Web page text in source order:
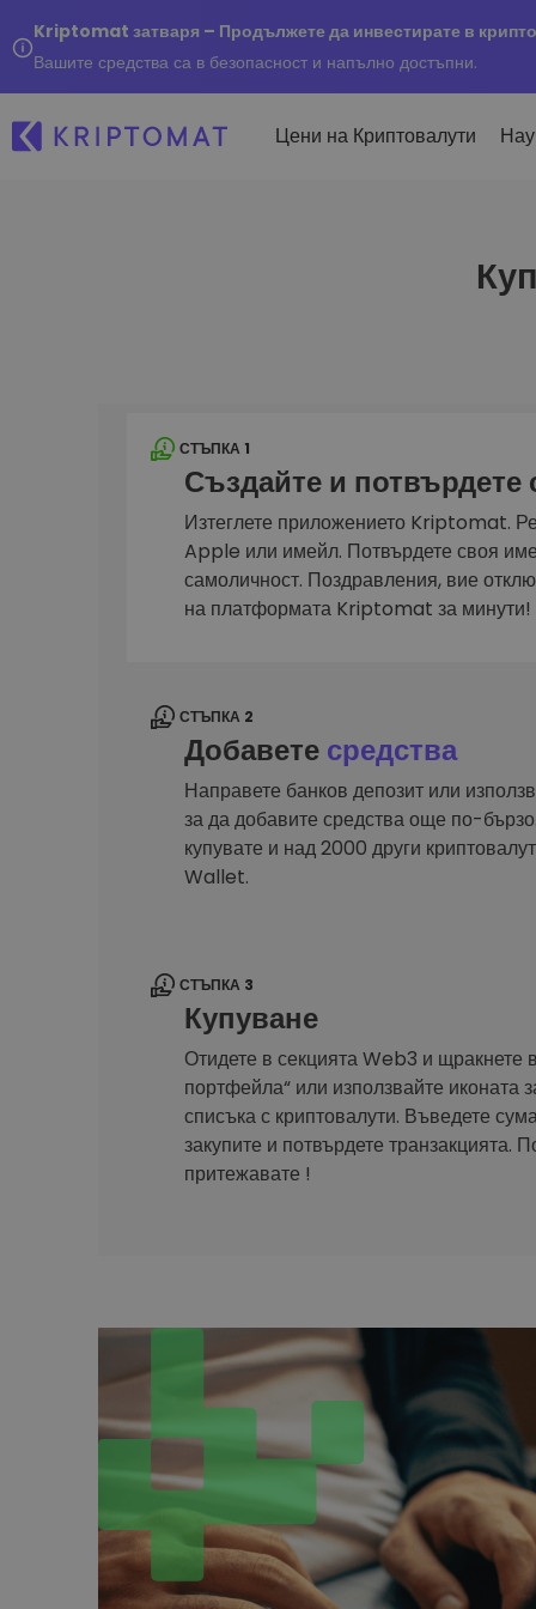
Kriptomat затваря – Продължете да инвестирате в
Вашите средства са в безопасност и напълно достъпни.
Цени на Криптовалути
Купуване и
в криптовалути
Kriptomat Портфейл
Сигурен и опростен
криптовалута
Инвестиционен
Намери своята крипто
СТЪПКА 1
Създайте и потвърдете
Изтеглете приложението Kriptomat.
Apple или имейл. Потвърдете своя
самоличност. Поздравления, вие
на платформата Kriptomat за минути!
СТЪПКА 2
Добавете средства
Направете банков депозит или
за да добавите средства още по-
купувате и над 2000 други
Wallet.
СТЪПКА 3
Купуване
Отидете в секцията Web3 и щракнете
портфейла“ или използвайте иконата
списъка с криптовалути. Въведете
закупите и потвърдете транзакцията.
притежавате !